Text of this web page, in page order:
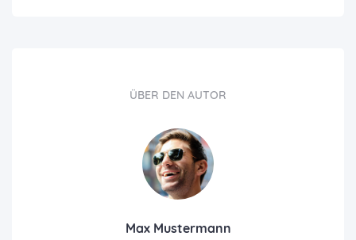
ÜBER DEN AUTOR
Max Mustermann